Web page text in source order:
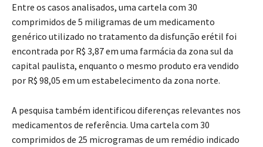
Entre os casos analisados, uma cartela com 30
comprimidos de 5 miligramas de um medicamento
genérico utilizado no tratamento da disfunção erétil foi
encontrada por R$ 3,87 em uma farmácia da zona sul da
capital paulista, enquanto o mesmo produto era vendido
por R$ 98,05 em um estabelecimento da zona norte.
A pesquisa também identificou diferenças relevantes nos
medicamentos de referência. Uma cartela com 30
comprimidos de 25 microgramas de um remédio indicado